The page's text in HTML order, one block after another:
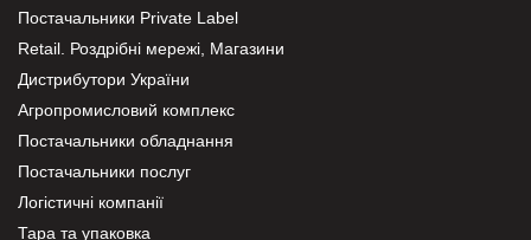
Постачальники Private Label
Retail. Роздрібні мережі, Магазини
Дистрибутори України
Агропромисловий комплекс
Постачальники обладнання
Постачальники послуг
Логістичні компанії
Тара та упаковка